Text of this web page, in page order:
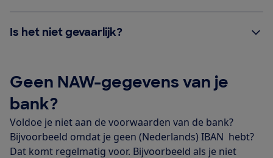
Is het niet gevaarlijk?
Geen NAW-gegevens van je
bank?
Voldoe je niet aan de voorwaarden van de bank?
Bijvoorbeeld omdat je geen (Nederlands) IBAN hebt?
Dat komt regelmatig voor. Bijvoorbeeld als je niet